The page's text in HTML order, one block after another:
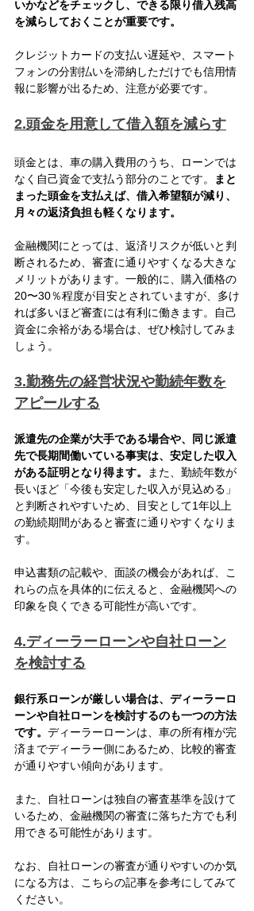
いかなどをチェックし、できる限り借入残高
を減らしておくことが重要です。
クレジットカードの支払い遅延や、スマート
フォンの分割払いを滞納しただけでも信用情
報に影響が出るため、注意が必要です。
2.頭金を用意して借入額を減らす
頭金とは、車の購入費用のうち、ローンでは
なく自己資金で支払う部分のことです。
まと
まった頭金を支払えば、借入希望額が減り、
月々の返済負担も軽くなります。
金融機関にとっては、返済リスクが低いと判
断されるため、審査に通りやすくなる大きな
メリットがあります。一般的に、購入価格の
20〜30％程度が目安とされていますが、多け
れば多いほど審査には有利に働きます。自己
資金に余裕がある場合は、ぜひ検討してみま
しょう。
3.勤務先の経営状況や勤続年数を
アピールする
派遣先の企業が大手である場合や、同じ派遣
先で長期間働いている事実は、安定した収入
がある証明となり得ます。
また、勤続年数が
長いほど「今後も安定した収入が見込める」
と判断されやすいため、目安として1年以上
の勤続期間があると審査に通りやすくなりま
す。
申込書類の記載や、面談の機会があれば、こ
れらの点を具体的に伝えると、金融機関への
印象を良くできる可能性が高いです。
4.ディーラーローンや自社ローン
を検討する
銀行系ローンが厳しい場合は、ディーラーロ
ーンや自社ローンを検討するのも一つの方法
です。 ディーラーローンは、車の所有権が完
済までディーラー側にあるため、比較的審査
が通りやすい傾向があります。
また、自社ローンは独自の審査基準を設けて
いるため、金融機関の審査に落ちた方でも利
用できる可能性があります。
なお、自社ローンの審査が通りやすいのか気
になる方は、こちらの記事を参考にしてみて
ください。